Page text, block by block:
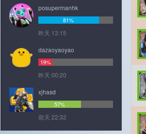
posupermanhk
81%
昨天 13:15
dazaoyaoyao
19%
昨天 00:20
xjhasd
57%
前天 22:32